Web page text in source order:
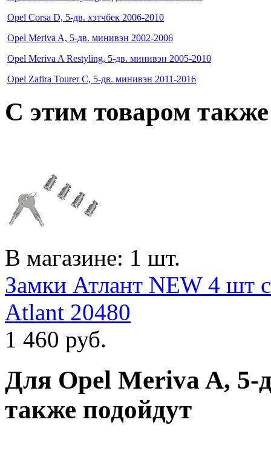
Opel Corsa D, 5-дв. хэтчбек 2006-2010
Opel Meriva A, 5-дв. минивэн 2002-2006
Opel Meriva A Restyling, 5-дв. минивэн 2005-2010
Opel Zafira Tourer C, 5-дв. минивэн 2011-2016
C этим товаром
В магазине: 1 шт.
Замки Атлант NEW 4 шт
Atlant 20480
1 460 руб.
Для Opel Meriva A, 5-
также подойдут